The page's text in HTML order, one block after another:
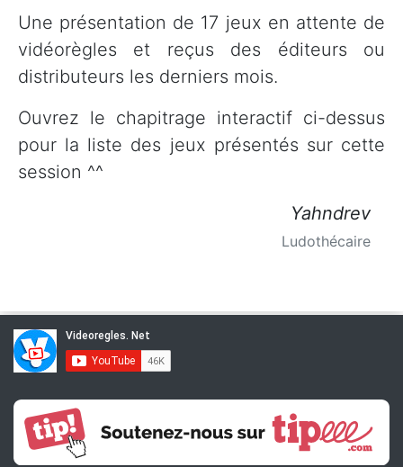
Une présentation de 17 jeux en attente de
vidéorègles et reçus des éditeurs ou
distributeurs les derniers mois.
Ouvrez le chapitrage interactif ci-dessus
pour la liste des jeux présentés sur cette
session ^^
Yahndrev
Ludothécaire